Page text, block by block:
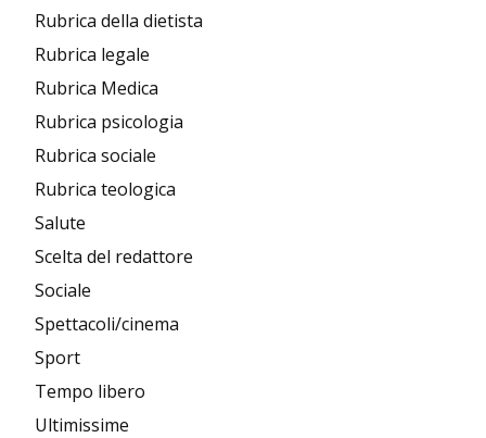
Rubrica della dietista
Rubrica legale
Rubrica Medica
Rubrica psicologia
Rubrica sociale
Rubrica teologica
Salute
Scelta del redattore
Sociale
Spettacoli/cinema
Sport
Tempo libero
Ultimissime